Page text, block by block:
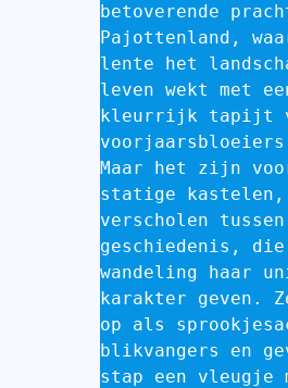
betoverende
Pajottenland,
lente het
leven wekt met
kleurrijk tapijt
Maar het zijn
statige kastelen,
verscholen
geschiedenis, die
wandeling haar
karakter geven.
op als
blikvangers en
stap een vleugje